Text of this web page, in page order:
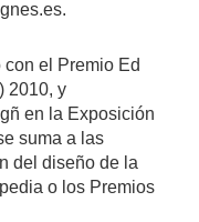
el Premio Ed
2010, y
en la Exposición
suma a las
del diseño de la
o los Premios